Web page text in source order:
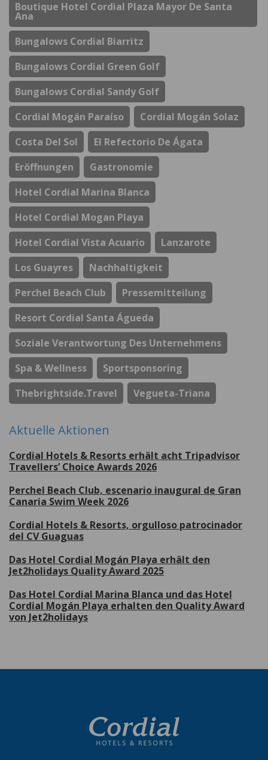
Boutique Hotel Cordial Plaza Mayor De Santa
Ana
Bungalows Cordial Biarritz
Bungalows Cordial Green Golf
Bungalows Cordial Sandy Golf
Cordial Mogán Paraíso
Cordial Mogán Solaz
Costa Del Sol
El Refectorio De Ágata
Eröffnungen
Gastronomie
Hotel Cordial Marina Blanca
Hotel Cordial Mogan Playa
Hotel Cordial Vista Acuario
Lanzarote
Los Guayres
Nachhaltigkeit
Perchel Beach Club
Pressemitteilung
Resort Cordial Santa Águeda
Soziale Verantwortung Des Unternehmens
Spa & Wellness
Sportsponsoring
Thebrightside.travel
Vegueta-Triana
Aktuelle Aktionen
Cordial Hotels & Resorts erhält acht Tripadvisor
Travellers’ Choice Awards 2026
Perchel Beach Club, escenario inaugural de Gran
Canaria Swim Week 2026
Cordial Hotels & Resorts, orgulloso patrocinador
del CV Guaguas
Das Hotel Cordial Mogán Playa erhält den
Jet2holidays Quality Award 2025
Das Hotel Cordial Marina Blanca und das Hotel
Cordial Mogán Playa erhalten den Quality Award
von Jet2holidays